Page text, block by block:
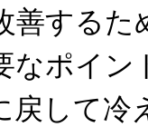
善するた
なポイン
戻して冷